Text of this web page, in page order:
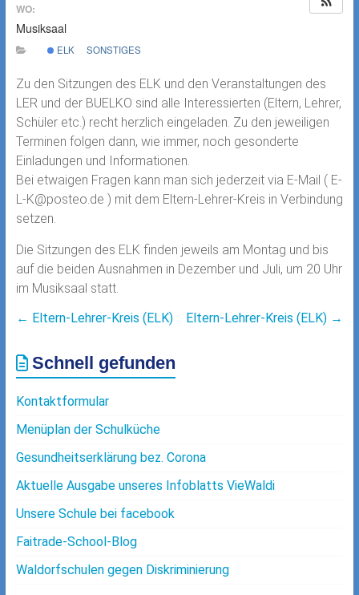
WO:
Musiksaal
ELK SONSTIGES
Zu den Sitzungen des ELK und den Veranstaltungen des
LER und der BUELKO sind alle Interessierten (Eltern, Lehrer,
Schüler etc.) recht herzlich eingeladen. Zu den jeweiligen
Terminen folgen dann, wie immer, noch gesonderte
Einladungen und Informationen.
Bei etwaigen Fragen kann man sich jederzeit via E-Mail ( E-
L-K@posteo.de ) mit dem Eltern-Lehrer-Kreis in Verbindung
setzen.
Die Sitzungen des ELK finden jeweils am Montag und bis
auf die beiden Ausnahmen in Dezember und Juli, um 20 Uhr
im Musiksaal statt.
← Eltern-Lehrer-Kreis (ELK) Eltern-Lehrer-Kreis (ELK) →
Schnell gefunden
Kontaktformular
Menüplan der Schulküche
Gesundheitserklärung bez. Corona
Aktuelle Ausgabe unseres Infoblatts VieWaldi
Unsere Schule bei facebook
Faitrade-School-Blog
Waldorfschulen gegen Diskriminierung